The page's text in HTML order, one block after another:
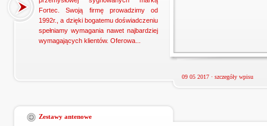
Fortec. Swoją firmę prowadzimy od
1992r., a dzięki bogatemu doświadczeniu
spełniamy wymagania nawet najbardziej
wymagających klientów. Oferowa...
09 05 2017 · szczegóły wpisu
Zestawy antenowe